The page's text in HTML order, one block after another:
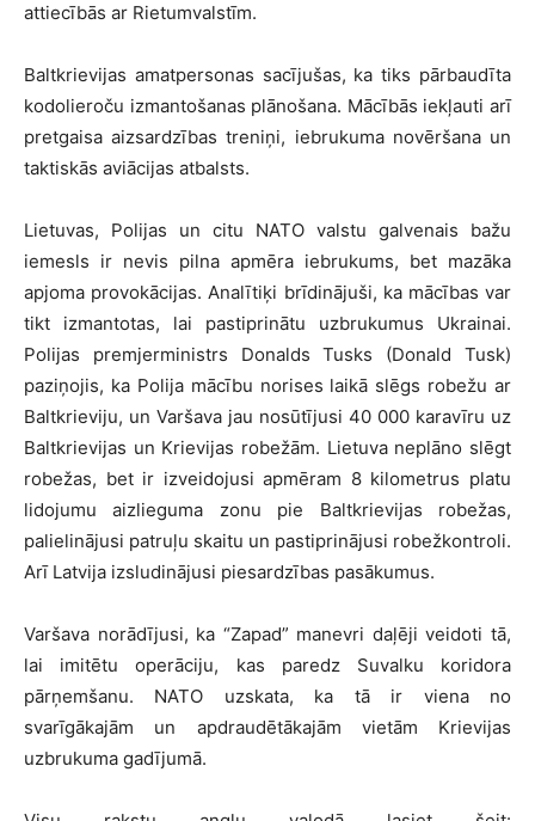
attiecībās ar Rietumvalstīm.
Baltkrievijas amatpersonas sacījušas, ka tiks pārbaudīta
kodolieroču izmantošanas plānošana. Mācībās iekļauti arī
pretgaisa aizsardzības treniņi, iebrukuma novēršana un
taktiskās aviācijas atbalsts.
Lietuvas, Polijas un citu NATO valstu galvenais bažu
iemesls ir nevis pilna apmēra iebrukums, bet mazāka
apjoma provokācijas. Analītiķi brīdinājuši, ka mācības var
tikt izmantotas, lai pastiprinātu uzbrukumus Ukrainai.
Polijas premjerministrs Donalds Tusks (Donald Tusk)
paziņojis, ka Polija mācību norises laikā slēgs robežu ar
Baltkrieviju, un Varšava jau nosūtījusi 40 000 karavīru uz
Baltkrievijas un Krievijas robežām. Lietuva neplāno slēgt
robežas, bet ir izveidojusi apmēram 8 kilometrus platu
lidojumu aizlieguma zonu pie Baltkrievijas robežas,
palielinājusi patruļu skaitu un pastiprinājusi robežkontroli.
Arī Latvija izsludinājusi piesardzības pasākumus.
Varšava norādījusi, ka “Zapad” manevri daļēji veidoti tā,
lai imitētu operāciju, kas paredz Suvalku koridora
pārņemšanu. NATO uzskata, ka tā ir viena no
svarīgākajām un apdraudētākajām vietām Krievijas
uzbrukuma gadījumā.